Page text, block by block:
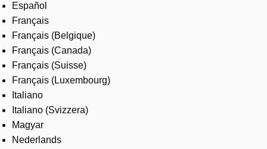
Español
Français
Français (Belgique)
Français (Canada)
Français (Suisse)
Français (Luxembourg)
Italiano
Italiano (Svizzera)
Magyar
Nederlands